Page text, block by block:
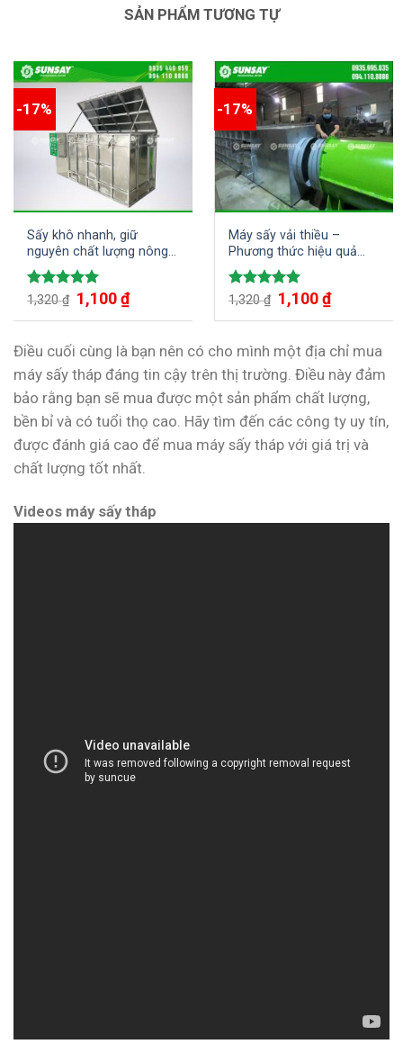
SẢN PHẨM TƯƠNG TỰ
-17%
Sấy khô nhanh, giữ
nguyên chất lượng nông
sản với máy sấy vĩ ngang
500kg
Được xếp
5.00
1,320₫ 1,100₫
-17%
Máy sấy vải thiều –
Phương thức hiệu quả
cho sản xuất vải thiều
Được xếp
5.00
1,320₫ 1,100₫
Điều cuối cùng là bạn nên có cho mình một địa chỉ mua
máy sấy tháp đáng tin cậy trên thị trường. Điều này đảm
bảo rằng bạn sẽ mua được một sản phẩm chất lượng,
bền bỉ và có tuổi thọ cao. Hãy tìm đến các công ty uy tín,
được đánh giá cao để mua máy sấy tháp với giá trị và
chất lượng tốt nhất.
Videos máy sấy tháp